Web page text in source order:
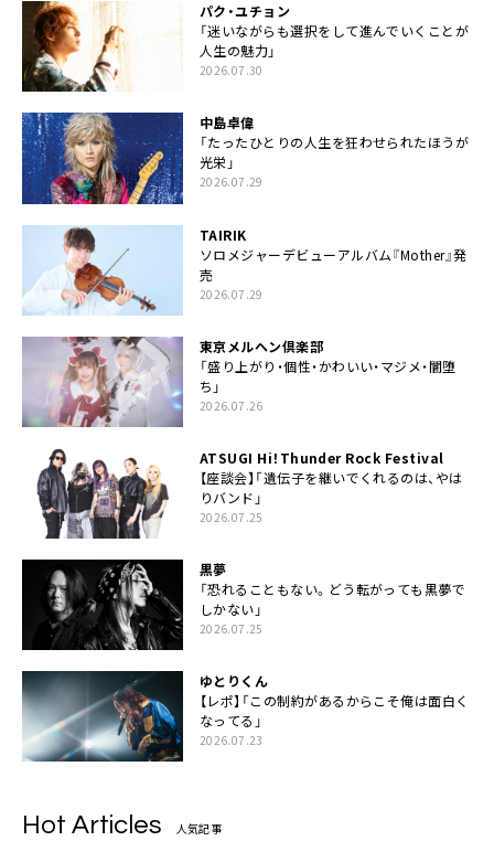
パク・ユチョン
「迷いながらも選択をして進んでいくことが
人生の魅力」
2026.07.30
中島卓偉
「たったひとりの人生を狂わせられたほうが
光栄」
2026.07.29
TAIRIK
ソロメジャーデビューアルバム『Mother』発
売
2026.07.29
東京メルヘン倶楽部
「盛り上がり・個性・かわいい・マジメ・闇堕
ち」
2026.07.26
ATSUGI Hi！Thunder Rock Festival
【座談会】「遺伝子を継いでくれるのは、やは
りバンド」
2026.07.25
黒夢
「恐れることもない。どう転がっても黒夢で
しかない」
2026.07.25
ゆとりくん
【レポ】「この制約があるからこそ俺は面白く
なってる」
2026.07.23
Hot Articles 人気記事